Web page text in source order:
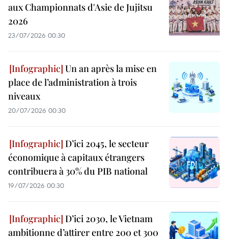
aux Championnats d'Asie de Jujitsu
2026
23/07/2026 00:30
Un an après la mise en
place de l’administration à trois
niveaux
20/07/2026 00:30
D’ici 2045, le secteur
économique à capitaux étrangers
contribuera à 30% du PIB national
19/07/2026 00:30
D’ici 2030, le Vietnam
ambitionne d’attirer entre 200 et 300